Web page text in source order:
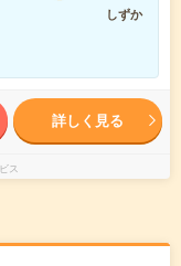
しずか
詳しく見る
ス